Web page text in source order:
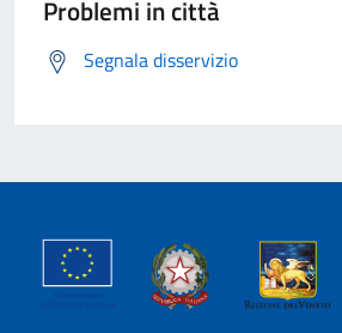
Problemi in città
Segnala disservizio